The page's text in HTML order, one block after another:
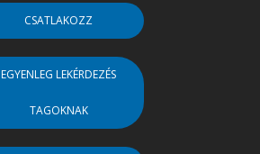
CSATLAKOZZ
EGYENLEG LEKÉRDEZÉS
TAGOKNAK